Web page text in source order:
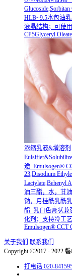
HLB~9.5水包油
液晶结构；可使
CP5Glyceryl
浓缩乳液&增溶剂
途 Emulsogen®
23,Disodium
Lactylate,Behenyl
油三酯，水，甘
钠，月桂酰乳酰
酯 乳白色膏状兼
化剂；支持冷工
Emulsogen® CCT
关于我们 联系我们
Copyright ©2017 - 2022
打电话 020-